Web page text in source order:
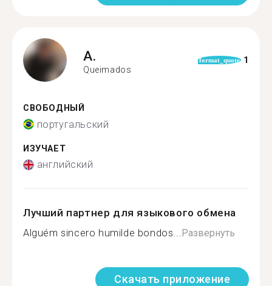
A.
Queimados
format_quote 1
СВОБОДНЫЙ
португальский
ИЗУЧАЕТ
английский
Лучший партнер для языкового обмена
Alguém sincero humilde bondos...Развернуть
Скачать приложение